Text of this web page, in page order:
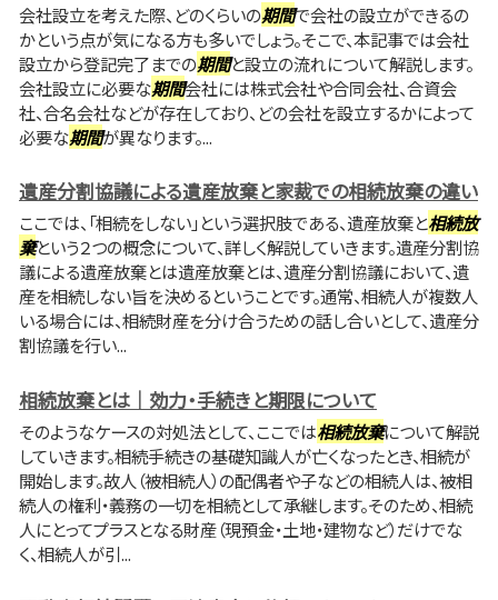
会社設立を考えた際、どのくらいの期間で会社の設立ができるの
かという点が気になる方も多いでしょう。そこで、本記事では会社
設立から登記完了までの期間と設立の流れについて解説します。
会社設立に必要な期間会社には株式会社や合同会社、合資会
社、合名会社などが存在しており、どの会社を設立するかによって
必要な期間が異なります。...
遺産分割協議による遺産放棄と家裁での相続放棄の違い
ここでは、「相続をしない」という選択肢である、遺産放棄と相続放
棄という２つの概念について、詳しく解説していきます。遺産分割協
議による遺産放棄とは遺産放棄とは、遺産分割協議において、遺
産を相続しない旨を決めるということです。通常、相続人が複数人
いる場合には、相続財産を分け合うための話し合いとして、遺産分
割協議を行い...
相続放棄とは｜効力・手続きと期限について
そのようなケースの対処法として、ここでは相続放棄について解説
していきます。相続手続きの基礎知識人が亡くなったとき、相続が
開始します。故人（被相続人）の配偶者や子などの相続人は、被相
続人の権利・義務の一切を相続として承継します。そのため、相続
人にとってプラスとなる財産（現預金・土地・建物など）だけでな
く、相続人が引...